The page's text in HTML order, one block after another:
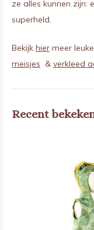
ze alles kunnen zijn:
superheld.
Bekijk hier meer
meisjes & verkleed
Recent